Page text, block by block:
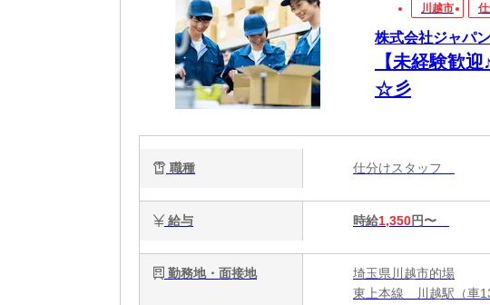
川越市
株式会社ジャパ
【未経験歓
☆彡
職種 仕分けスタッフ
給与 時給1,350円〜
勤務地・面接地
埼玉県川越市的場
東上本線 川越駅（車13